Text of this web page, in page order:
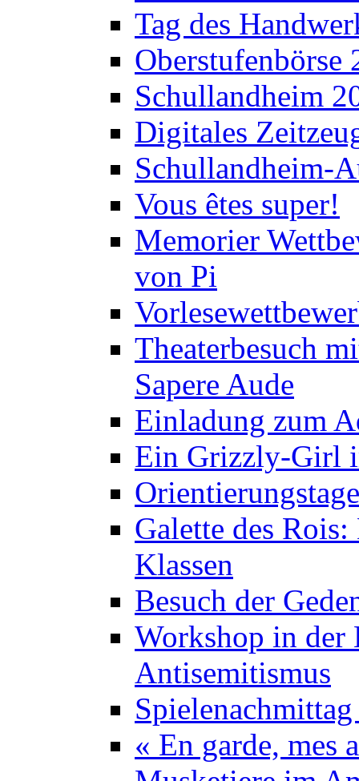
Tag des
Oberstufenbörse
Schullandheim
Digitales
Schullandheim-
Vous êtes super!
Memorier
von Pi
Theaterbesuch
Sapere Aude
Einladung zum
Ein Grizzly-Girl
Galette des
Klassen
Besuch der
Workshop in der
Antisemitismus
« En garde, mes